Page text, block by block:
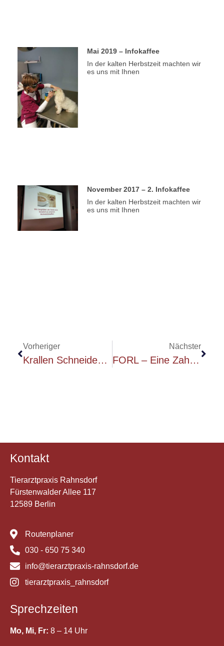
Mai 2019 – Infokaffee
In der kalten Herbstzeit machten wir
es uns mit Ihnen
November 2017 – 2. Infokaffee
In der kalten Herbstzeit machten wir
es uns mit Ihnen
Vorheriger
Krallen Schneiden Bei Hund Und Katze
Nächster
FORL – Eine Zahnerkrankung Der Katze
Kontakt
Tierarztpraxis Rahnsdorf
Fürstenwalder Allee 117
12589 Berlin
Routenplaner
030 - 650 75 340
info@tierarztpraxis-rahnsdorf.de
tierarztpraxis_rahnsdorf
Sprechzeiten
Mo, Mi, Fr: 8 – 14 Uhr